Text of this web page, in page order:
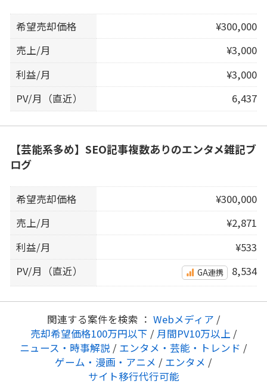
希望売却価格
¥300,000
売上/月
¥3,000
利益/月
¥3,000
PV/月（直近）
6,437
【芸能系多め】SEO記事複数ありのエンタメ雑記ブ
ログ
希望売却価格
¥300,000
売上/月
¥2,871
利益/月
¥533
PV/月（直近）
GA連携 8,534
関連する案件を検索 ： Webメディア /
売却希望価格100万円以下 / 月間PV10万以上 /
ニュース・時事解説 / エンタメ・芸能・トレンド /
ゲーム・漫画・アニメ / エンタメ /
サイト移行代行可能